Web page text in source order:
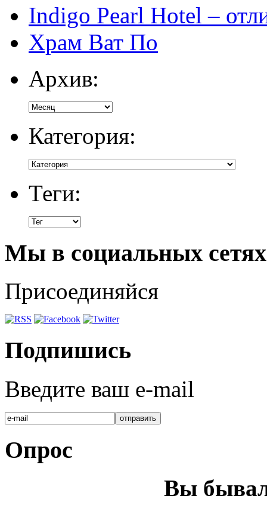
Indigo Pearl Hotel –
Храм Ват По
Архив:
Категория:
Теги:
Мы в социальных сетях
Присоединяйся
Подпишись
Введите ваш e-mail
Опрос
Вы